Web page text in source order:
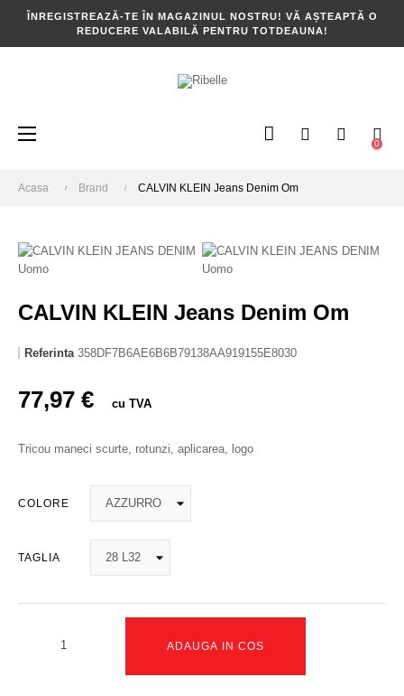
ÎNREGISTREAZĂ-TE ÎN MAGAZINUL NOSTRU! VĂ AȘTEAPTĂ O
REDUCERE VALABILĂ PENTRU TOTDEAUNA!
Toggle
☰ 0
Acasa Brand CALVIN KLEIN Jeans Denim Om
CALVIN KLEIN Jeans Denim Om
Referinta 358DF7B6AE6B6B79138AA919155E8030
77,97 € cu TVA
Tricou maneci scurte, rotunzi, aplicarea, logo
COLORE
TAGLIA
ADAUGA IN COS